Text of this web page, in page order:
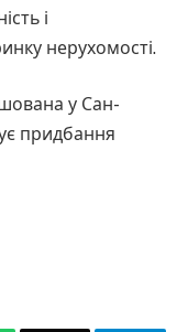
і
нерухомості.
у Сан-
придбання